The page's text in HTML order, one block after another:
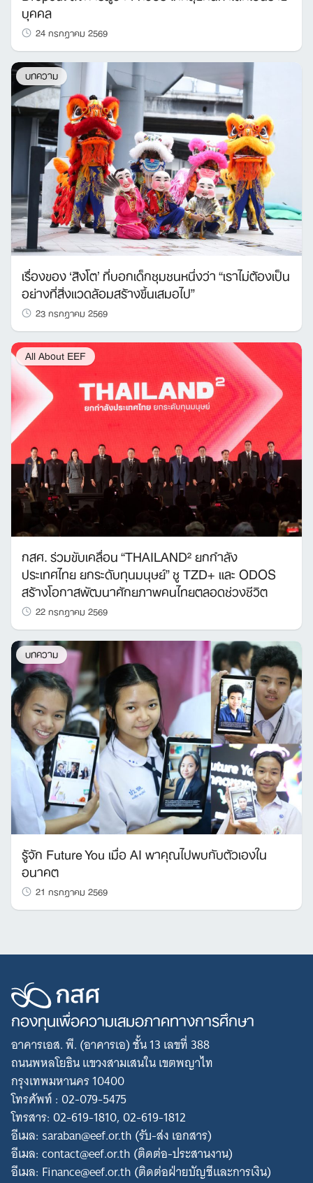
บุคคล
24 กรกฎาคม 2569
บทความ
เรื่องของ ‘สิงโต’ ที่บอกเด็กชุมชนหนึ่งว่า “เราไม่ต้องเป็น
อย่างที่สิ่งแวดล้อมสร้างขึ้นเสมอไป”
23 กรกฎาคม 2569
All About EEF
กสศ. ร่วมขับเคลื่อน “THAILAND² ยกกำลัง
ประเทศไทย ยกระดับทุนมนุษย์” ชู TZD+ และ ODOS
สร้างโอกาสพัฒนาศักยภาพคนไทยตลอดช่วงชีวิต
22 กรกฎาคม 2569
บทความ
รู้จัก Future You เมื่อ AI พาคุณไปพบกับตัวเองใน
อนาคต
21 กรกฎาคม 2569
กองทุนเพื่อความเสมอภาคทางการศึกษา
อาคารเอส. พี. (อาคารเอ) ชั้น 13 เลขที่ 388
ถนนพหลโยธิน แขวงสามเสนใน เขตพญาไท
กรุงเทพมหานคร 10400
โทรศัพท์ : 02-079-5475
โทรสาร: 02-619-1810, 02-619-1812
อีเมล: saraban@eef.or.th (รับ-ส่ง เอกสาร)
อีเมล: contact@eef.or.th (ติดต่อ-ประสานงาน)
อีเมล: Finance@eef.or.th (ติดต่อฝ่ายบัญชีและการเงิน)